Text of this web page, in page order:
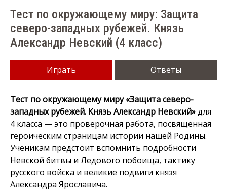
Тест по окружающему миру: Защита
северо-западных рубежей. Князь
Александр Невский (4 класс)
Играть Ответы
Тест по окружающему миру «Защита северо-
западных рубежей. Князь Александр Невский»для
4 класса — это проверочная работа, посвященная
героическим страницам истории нашей Родины.
Ученикам предстоит вспомнить подробности
Невской битвы и Ледового побоища, тактику
русского войска и великие подвиги князя
Александра Ярославича.